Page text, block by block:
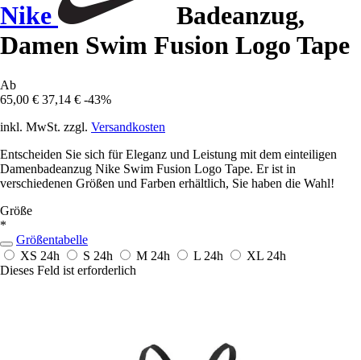
Nike
Badeanzug,
Damen Swim Fusion Logo Tape
Ab
65,00 € 37,14 € -43%
inkl. MwSt. zzgl. Versandkosten
Entscheiden Sie sich für Eleganz und Leistung mit dem einteiligen
Damenbadeanzug Nike Swim Fusion Logo Tape. Er ist in
verschiedenen Größen und Farben erhältlich, Sie haben die Wahl!
Größe
*
Größentabelle
XS 24h S 24h M 24h L 24h XL 24h
Dieses Feld ist erforderlich